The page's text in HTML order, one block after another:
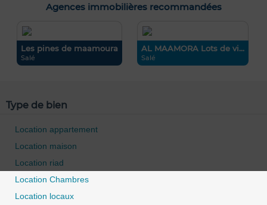
Agences immobilières recommandées
Les pines de maamoura
Salé
AL MAAMORA Lots de vi...
Salé
Type de bien
Location appartement
Location maison
Location riad
Location Chambres
Location locaux